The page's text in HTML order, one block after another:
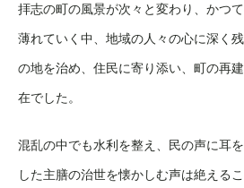
拝志の町の風景が次々と変わり、かつ
薄れていく中、地域の人々の心に深く
の地を治め、住民に寄り添い、町の再
在でした。
混乱の中でも水利を整え、民の声に耳
した主膳の治世を懐かしむ声は絶える